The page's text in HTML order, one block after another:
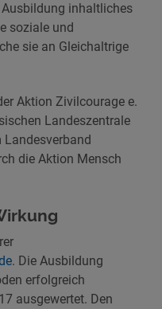
inhaltliches
soziale und
sie an Gleichaltrige
Aktion Zivilcourage e.
Landeszentrale
die Aktion Mensch
. Die Ausbildung
erfolgreich
ausgewertet. Den